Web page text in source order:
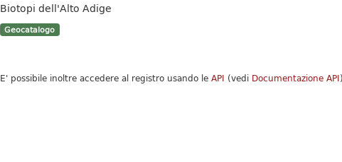
Biotopi dell'Alto Adige
Geocatalogo
E' possibile inoltre accedere al registro usando le API (vedi Documentazione API